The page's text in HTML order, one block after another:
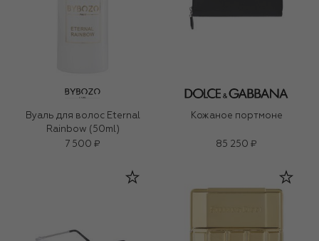
Вуаль для волос Eternal
Rainbow (50ml)
7 500 ₽
Кожаное портмоне
85 250 ₽